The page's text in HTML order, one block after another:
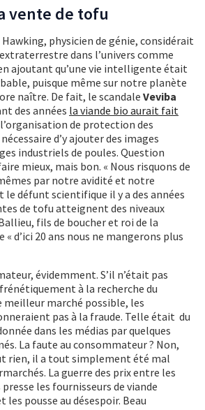
vente de tofu
physicien de génie, considérait
extraterrestre dans l’univers comme
ajoutant qu’une vie intelligente était
puisque même sur notre planète
naître. De fait, le scandale Veviba
des années la viande bio aurait fait
de protection des
d’y ajouter des images
industriels de poules. Question
mieux, mais bon. « Nous risquons de
par notre avidité et notre
défunt scientifique il y a des années
de tofu atteignent des niveaux
fils de boucher et roi de la
d’ici 20 ans nous ne mangerons plus
évidemment. S’il n’était pas
à la recherche du
meilleur marché possible, les
pas à la fraude. Telle était du
dans les médias par quelques
La faute au consommateur ? Non,
rien, il a tout simplement été mal
La guerre des prix entre les
les fournisseurs de viande
pousse au désespoir. Beau